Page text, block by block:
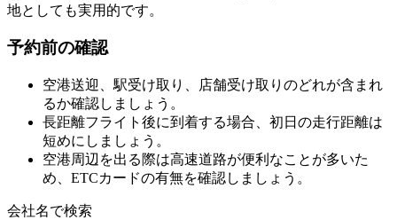
地としても実用的です。
予約前の確認
空港送迎、駅受け取り、店舗受け取りのどれが含まれ
るか確認しましょう。
長距離フライト後に到着する場合、初日の走行距離は
短めにしましょう。
空港周辺を出る際は高速道路が便利なことが多いた
め、ETCカードの有無を確認しましょう。
会社名で検索